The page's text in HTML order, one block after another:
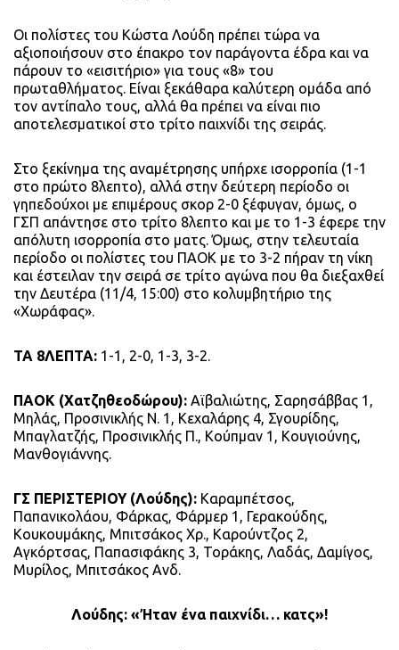
Οι πολίστες του Κώστα Λούδη πρέπει τώρα να
αξιοποιήσουν στο έπακρο τον παράγοντα έδρα και να
πάρουν το «εισιτήριο» για τους «8» του
πρωταθλήματος. Είναι ξεκάθαρα καλύτερη ομάδα από
τον αντίπαλο τους, αλλά θα πρέπει να είναι πιο
αποτελεσματικοί στο τρίτο παιχνίδι της σειράς.
Στο ξεκίνημα της αναμέτρησης υπήρχε ισορροπία (1-1
στο πρώτο 8λεπτο), αλλά στην δεύτερη περίοδο οι
γηπεδούχοι με επιμέρους σκορ 2-0 ξέφυγαν, όμως, ο
ΓΣΠ απάντησε στο τρίτο 8λεπτο και με το 1-3 έφερε την
απόλυτη ισορροπία στο ματς. Όμως, στην τελευταία
περίοδο οι πολίστες του ΠΑΟΚ με το 3-2 πήραν τη νίκη
και έστειλαν την σειρά σε τρίτο αγώνα που θα διεξαχθεί
την Δευτέρα (11/4, 15:00) στο κολυμβητήριο της
«Χωράφας».
ΤΑ 8ΛΕΠΤΑ: 1-1, 2-0, 1-3, 3-2.
ΠΑΟΚ (Χατζηθεοδώρου): Αϊβαλιώτης, Σαρησάββας 1,
Μηλάς, Προσινικλής Ν. 1, Κεχαλάρης 4, Σγουρίδης,
Μπαγλατζής, Προσινικλής Π., Κούπμαν 1, Κουγιούνης,
Μανθογιάννης.
ΓΣ ΠΕΡΙΣΤΕΡΙΟΥ (Λούδης): Καραμπέτσος,
Παπανικολάου, Φάρκας, Φάρμερ 1, Γερακούδης,
Κουκουμάκης, Μπιτσάκος Χρ., Καρούντζος 2,
Αγκόρτσας, Παπασιφάκης 3, Τοράκης, Λαδάς, Δαμίγος,
Μυρίλος, Μπιτσάκος Ανδ.
Λούδης: «Ήταν ένα παιχνίδι… κατς»!